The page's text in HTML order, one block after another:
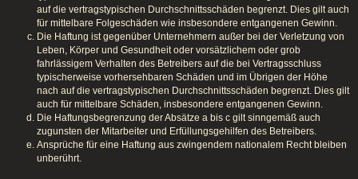
auf die vertragstypischen Durchschnittsschäden begrenzt. Dies gilt auch
für mittelbare Folgeschäden wie insbesondere entgangenen Gewinn.
Die Haftung ist gegenüber Unternehmern außer bei der Verletzung von
Leben, Körper und Gesundheit oder vorsätzlichem oder grob
fahrlässigem Verhalten des Betreibers auf die bei Vertragsschluss
typischerweise vorhersehbaren Schäden und im Übrigen der Höhe
nach auf die vertragstypischen Durchschnittsschäden begrenzt. Dies gilt
auch für mittelbare Schäden, insbesondere entgangenen Gewinn.
Die Haftungsbegrenzung der Absätze a bis c gilt sinngemäß auch
zugunsten der Mitarbeiter und Erfüllungsgehilfen des Betreibers.
Ansprüche für eine Haftung aus zwingendem nationalem Recht bleiben
unberührt.